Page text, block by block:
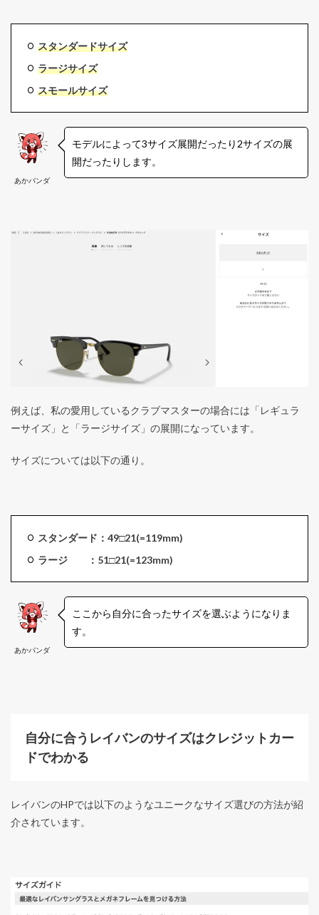
スタンダードサイズ
ラージサイズ
スモールサイズ
あかパンダ
モデルによって3サイズ展開だったり2サイズの展
開だったりします。
例えば、私の愛用しているクラブマスターの場合には「レギュラ
ーサイズ」と「ラージサイズ」の展開になっています。
サイズについては以下の通り。
スタンダード：49□21(=119mm)
ラージ ：51□21(=123mm)
あかパンダ
ここから自分に合ったサイズを選ぶようになりま
す。
自分に合うレイバンのサイズはクレジットカー
ドでわかる
レイバンのHPでは以下のようなユニークなサイズ選びの方法が紹
介されています。